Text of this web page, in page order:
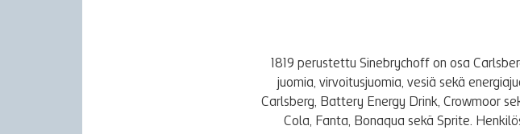
1819 perustettu Sinebrychoff on osa
juomia, virvoitusjuomia, vesiä sekä
Carlsberg, Battery Energy Drink, Crowmoor
Cola, Fanta, Bonaqua sekä Sprite.